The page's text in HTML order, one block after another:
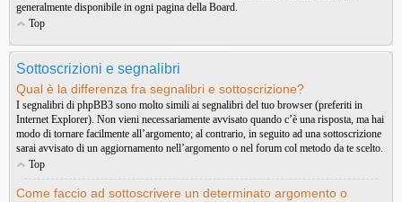
generalmente disponibile in ogni pagina della Board.
Top
Sottoscrizioni e segnalibri
Qual è la differenza fra segnalibri e sottoscrizione?
I segnalibri di phpBB3 sono molto simili ai segnalibri del tuo browser (preferiti in
Internet Explorer). Non vieni necessariamente avvisato quando c’è una risposta, ma hai
modo di tornare facilmente all’argomento; al contrario, in seguito ad una sottoscrizione
sarai avvisato di un aggiornamento nell’argomento o nel forum col metodo da te scelto.
Top
Come faccio ad sottoscrivere un determinato argomento o